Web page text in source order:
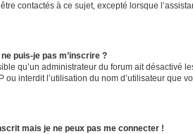
contactés à ce sujet, excepté lorsque
ne puis-je pas m’inscrire ?
qu’un administrateur du forum ait désactivé
ou interdit l’utilisation du nom d’utilisateur que
mais je ne peux pas me connecter !